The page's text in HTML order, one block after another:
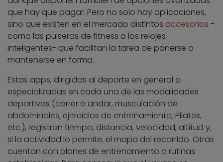
que hay que pagar. Pero no solo hay aplicaciones,
sino que existen en el mercado distintos accesorios -
como las pulseras de fitness o los relojes
inteligentes- que facilitan la tarea de ponerse o
mantenerse en forma.
Estas apps, dirigidas al deporte en general o
especializadas en cada una de las modalidades
deportivas (correr o andar, musculación de
abdominales, ejercicios de entrenamiento, Pilates,
etc.), registran tiempo, distancia, velocidad, altitud y,
si la actividad lo permite, el mapa del recorrido. Otras
cuentan con planes de entrenamiento o rutinas